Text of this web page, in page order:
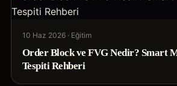
10 Haz 2026 · Eğitim
Order Block ve FVG Nedir? Smart
Tespiti Rehberi